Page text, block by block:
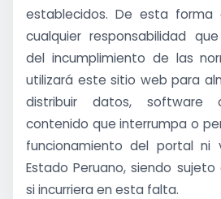
establecidos. De esta forma
cualquier responsabilidad
del incumplimiento de las
utilizará este sitio web para
distribuir datos, software
contenido que interrumpa o
funcionamiento del portal ni
Estado Peruano, siendo
si incurriera en esta falta.